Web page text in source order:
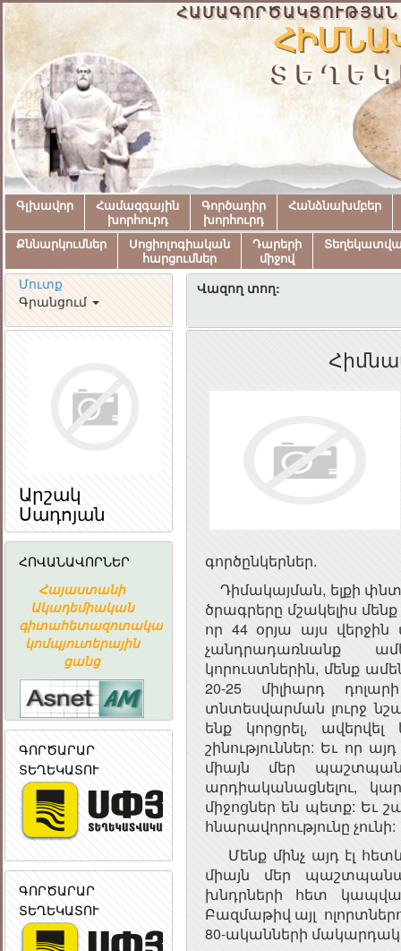
Գլխավոր
Համազգային
խորհուրդ
Գործադիր
խորհուրդ
Հանձնախմբեր
Քննարկումներ
Սոցիոլոգիական
հարցումներ
Դարերի
միջով
Մուտք
Գրանցում
Վազող տող:
Արշակ
Սադոյան
ՀՈՎԱՆԱՎՈՐՆԵՐ
ՀԱՅԱՍՏԱՆԻ
ՀԱՆՐԱՊԵՏՈՒԹՅԱՆ
ՀԱՆՐԱՅԻՆ
ԽՈՐՀՈՒՐԴ
«ԱՐՄԻՆԿՈ»
ՀԱՅԿԱԿԱՆ
ՏԵՂԵԿԱՏՎԱԿԱՆ
ԸՆԿԵՐՈՒԹՅՈՒՆ
ցանց
ԳՈՐԾԱՐԱՐ
ՏԵՂԵԿԱՏՈՒ
ԳՈՐԾԱՐԱՐ
ՏԵՂԵԿԱՏՈՒ
գործընկերներ.
Դիմակայման, ելքի
ծրագրերը մշակելիս
որ 44 օրյա այս
չանդրադառնանք
կորուստներին, մենք
20-25 միլիարդ
տնտեսվարման լուրջ
ենք կորցրել, ավերվել
շինություններ: Եւ որ
միայն մեր
արդիականացնելու,
միջոցներ են պետք: Եւ
հնարավորությունը չունի:
Մենք մինչ այդ էլ
միայն մեր
խնդրների հետ
Բազմաթիվ այլ
80-ականների